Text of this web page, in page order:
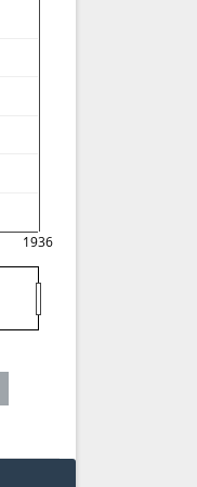
1936